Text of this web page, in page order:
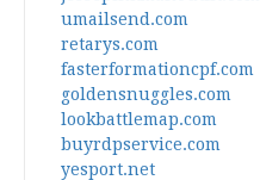
umailsend.com
retarys.com
fasterformationcpf.com
goldensnuggles.com
lookbattlemap.com
buyrdpservice.com
yesport.net